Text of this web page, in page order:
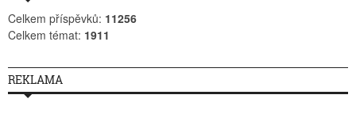
Celkem příspěvků: 11256
Celkem témat: 1911
REKLAMA